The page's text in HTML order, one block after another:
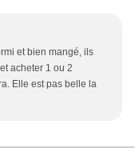
et bien mangé, ils
acheter 1 ou 2
Elle est pas belle la